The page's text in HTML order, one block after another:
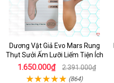
Dương Vật Giả Evo Mars Rung
Thụt Sưởi Ấm Lưỡi Liếm Tiện Ích
1.650.000₫ 2.391.000₫
(864)